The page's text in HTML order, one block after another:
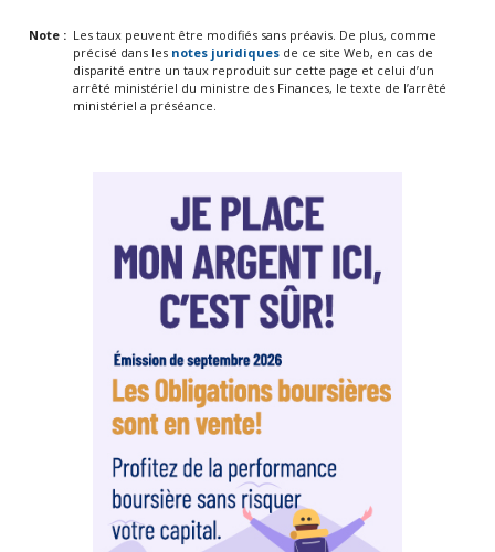
Note : Les taux peuvent être modifiés sans préavis. De plus, comme
précisé dans les notes juridiques de ce site Web, en cas de
disparité entre un taux reproduit sur cette page et celui d’un
arrêté ministériel du ministre des Finances, le texte de l’arrêté
ministériel a préséance.